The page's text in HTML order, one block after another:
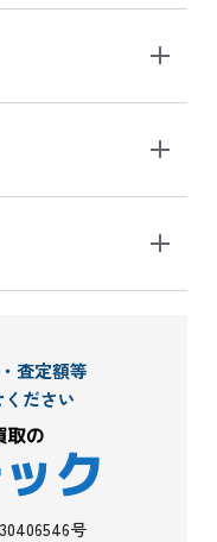
査定額等
ださい
号